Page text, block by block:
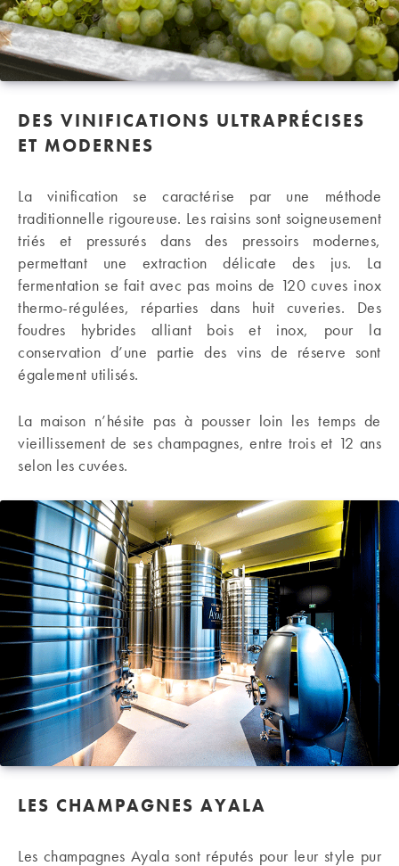
DES VINIFICATIONS ULTRAPRÉCISES
ET MODERNES
La vinification se caractérise par une méthode
traditionnelle rigoureuse. Les raisins sont soigneusement
triés et pressurés dans des pressoirs modernes,
permettant une extraction délicate des jus. La
fermentation se fait avec pas moins de 120 cuves inox
thermo-régulées, réparties dans huit cuveries. Des
foudres hybrides alliant bois et inox, pour la
conservation d’une partie des vins de réserve sont
également utilisés.
La maison n’hésite pas à pousser loin les temps de
vieillissement de ses champagnes, entre trois et 12 ans
selon les cuvées.
LES CHAMPAGNES AYALA
Les champagnes Ayala sont réputés pour leur style pur